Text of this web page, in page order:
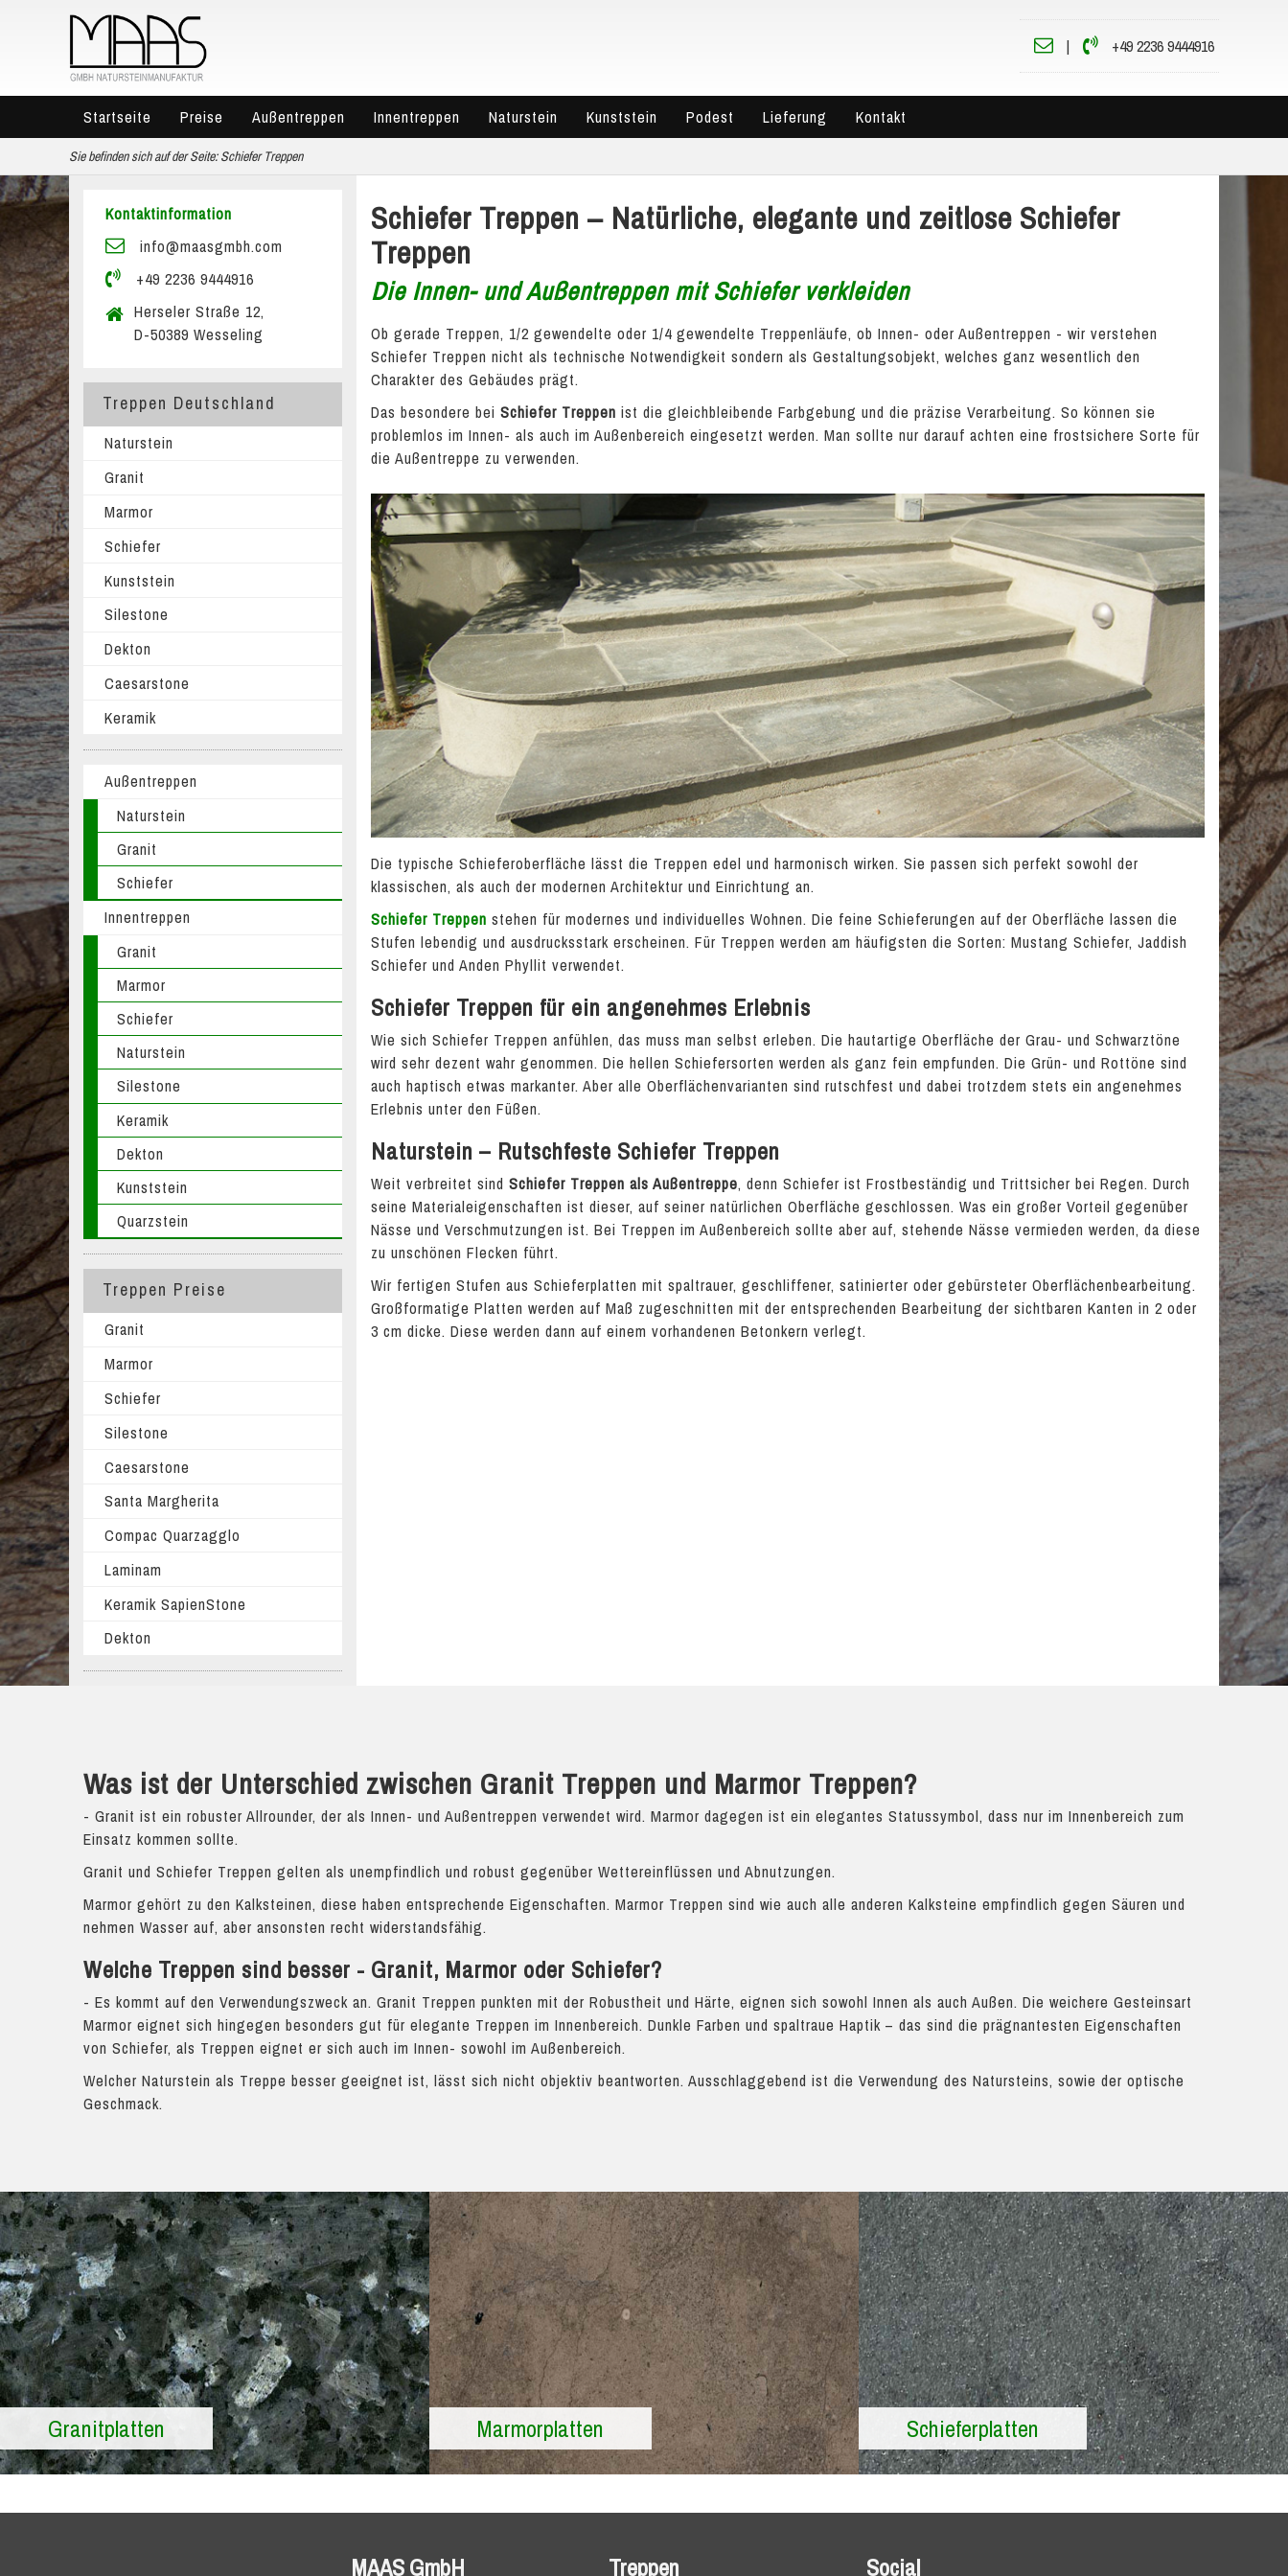
| +49 2236 9444916
Startseite Preise Außentreppen Innentreppen Naturstein Kunststein Podest Lieferung Kontakt
Sie befinden sich auf der Seite: Schiefer Treppen
Schiefer Treppen – Natürliche, elegante und zeitlose Schiefer
Treppen
Die Innen- und Außentreppen mit Schiefer verkleiden
Ob gerade Treppen, 1/2 gewendelte oder 1/4 gewendelte Treppenläufe, ob Innen- oder Außentreppen - wir verstehen
Schiefer Treppen nicht als technische Notwendigkeit sondern als Gestaltungsobjekt, welches ganz wesentlich den
Charakter des Gebäudes prägt.
Das besondere bei Schiefer Treppen ist die gleichbleibende Farbgebung und die präzise Verarbeitung. So können sie
problemlos im Innen- als auch im Außenbereich eingesetzt werden. Man sollte nur darauf achten eine frostsichere Sorte für
die Außentreppe zu verwenden.
Die typische Schieferoberfläche lässt die Treppen edel und harmonisch wirken. Sie passen sich perfekt sowohl der
klassischen, als auch der modernen Architektur und Einrichtung an.
Schiefer Treppen stehen für modernes und individuelles Wohnen. Die feine Schieferungen auf der Oberfläche lassen die
Stufen lebendig und ausdrucksstark erscheinen. Für Treppen werden am häufigsten die Sorten: Mustang Schiefer, Jaddish
Schiefer und Anden Phyllit verwendet.
Schiefer Treppen für ein angenehmes Erlebnis
Wie sich Schiefer Treppen anfühlen, das muss man selbst erleben. Die hautartige Oberfläche der Grau- und Schwarztöne
wird sehr dezent wahr genommen. Die hellen Schiefersorten werden als ganz fein empfunden. Die Grün- und Rottöne sind
auch haptisch etwas markanter. Aber alle Oberflächenvarianten sind rutschfest und dabei trotzdem stets ein angenehmes
Erlebnis unter den Füßen.
Naturstein – Rutschfeste Schiefer Treppen
Weit verbreitet sind Schiefer Treppen als Außentreppe, denn Schiefer ist Frostbeständig und Trittsicher bei Regen. Durch
seine Materialeigenschaften ist dieser, auf seiner natürlichen Oberfläche geschlossen. Was ein großer Vorteil gegenüber
Nässe und Verschmutzungen ist. Bei Treppen im Außenbereich sollte aber auf, stehende Nässe vermieden werden, da diese
zu unschönen Flecken führt.
Wir fertigen Stufen aus Schieferplatten mit spaltrauer, geschliffener, satinierter oder gebürsteter Oberflächenbearbeitung.
Großformatige Platten werden auf Maß zugeschnitten mit der entsprechenden Bearbeitung der sichtbaren Kanten in 2 oder
3 cm dicke. Diese werden dann auf einem vorhandenen Betonkern verlegt.
Kontaktinformation
info@maasgmbh.com
+49 2236 9444916
Herseler Straße 12,
D-50389 Wesseling
Treppen Deutschland
Naturstein
Granit
Marmor
Schiefer
Kunststein
Silestone
Dekton
Caesarstone
Keramik
Außentreppen
Naturstein
Granit
Schiefer
Innentreppen
Granit
Marmor
Schiefer
Naturstein
Silestone
Keramik
Dekton
Kunststein
Quarzstein
Treppen Preise
Granit
Marmor
Schiefer
Silestone
Caesarstone
Santa Margherita
Compac Quarzagglo
Laminam
Keramik SapienStone
Dekton
Was ist der Unterschied zwischen Granit Treppen und Marmor Treppen?
- Granit ist ein robuster Allrounder, der als Innen- und Außentreppen verwendet wird. Marmor dagegen ist ein elegantes Statussymbol, dass nur im Innenbereich zum
Einsatz kommen sollte.
Granit und Schiefer Treppen gelten als unempfindlich und robust gegenüber Wettereinflüssen und Abnutzungen.
Marmor gehört zu den Kalksteinen, diese haben entsprechende Eigenschaften. Marmor Treppen sind wie auch alle anderen Kalksteine empfindlich gegen Säuren und
nehmen Wasser auf, aber ansonsten recht widerstandsfähig.
Welche Treppen sind besser - Granit, Marmor oder Schiefer?
- Es kommt auf den Verwendungszweck an. Granit Treppen punkten mit der Robustheit und Härte, eignen sich sowohl Innen als auch Außen. Die weichere Gesteinsart
Marmor eignet sich hingegen besonders gut für elegante Treppen im Innenbereich. Dunkle Farben und spaltraue Haptik – das sind die prägnantesten Eigenschaften
von Schiefer, als Treppen eignet er sich auch im Innen- sowohl im Außenbereich.
Welcher Naturstein als Treppe besser geeignet ist, lässt sich nicht objektiv beantworten. Ausschlaggebend ist die Verwendung des Natursteins, sowie der optische
Geschmack.
Granitplatten Marmorplatten Schieferplatten
MAAS GmbH Treppen Social